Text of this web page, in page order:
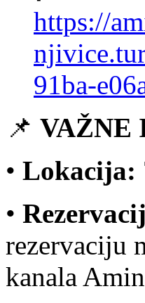
https://
91ba-
📌 VAŽNE
• Lokacija:
•
rezervaciju
kanala